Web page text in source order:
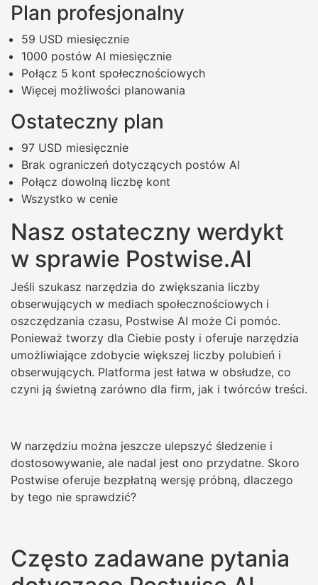
Plan profesjonalny
59 USD miesięcznie
1000 postów AI miesięcznie
Połącz 5 kont społecznościowych
Więcej możliwości planowania
Ostateczny plan
97 USD miesięcznie
Brak ograniczeń dotyczących postów AI
Połącz dowolną liczbę kont
Wszystko w cenie
Nasz ostateczny werdykt
w sprawie Postwise.AI
Jeśli szukasz narzędzia do zwiększania liczby
obserwujących w mediach społecznościowych i
oszczędzania czasu, Postwise AI może Ci pomóc.
Ponieważ tworzy dla Ciebie posty i oferuje narzędzia
umożliwiające zdobycie większej liczby polubień i
obserwujących. Platforma jest łatwa w obsłudze, co
czyni ją świetną zarówno dla firm, jak i twórców treści.
W narzędziu można jeszcze ulepszyć śledzenie i
dostosowywanie, ale nadal jest ono przydatne. Skoro
Postwise oferuje bezpłatną wersję próbną, dlaczego
by tego nie sprawdzić?
Często zadawane pytania